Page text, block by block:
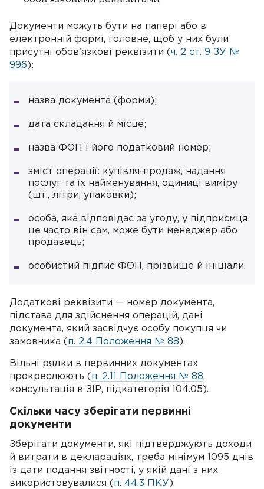
Документи можуть бути на папері або в
електронній формі, головне, щоб у них були
присутні обов'язкові реквізити ( ч. 2 ст. 9 ЗУ №
996 ):
назва документа (форми);
дата складання й місце;
назва ФОП і його податковий номер;
зміст операції: купівля-продаж, надання
послуг та їх найменування, одиниці виміру
(шт., літри, упаковки);
особа, яка відповідає за угоду, у підприємця
це часто він сам, може бути менеджер або
продавець;
особистий підпис ФОП, прізвище й ініціали.
Додаткові реквізити — номер документа,
підстава для здійснення операцій, дані
документа, який засвідчує особу покупця чи
замовника ( п. 2.4 Положення № 88 ).
Вільні рядки в первинних документах
прокреслюють ( п. 2.11 Положення № 88,
консультація в ЗІР, підкатегорія 104.05).
Скільки часу зберігати первинні
документи
Зберігати документи, які підтверджують доходи
й витрати в деклараціях, треба мінімум 1095 днів
із дати подання звітності, у якій дані з них
використовувалися ( п. 44.3 ПКУ ).